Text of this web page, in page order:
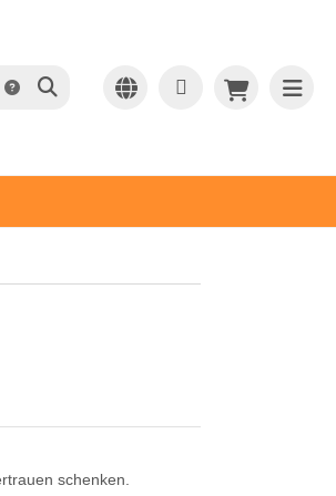
schenken.